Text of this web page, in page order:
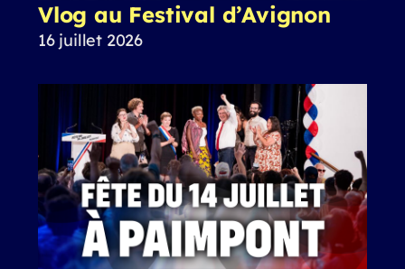
Vlog au Festival d’Avignon
16 juillet 2026